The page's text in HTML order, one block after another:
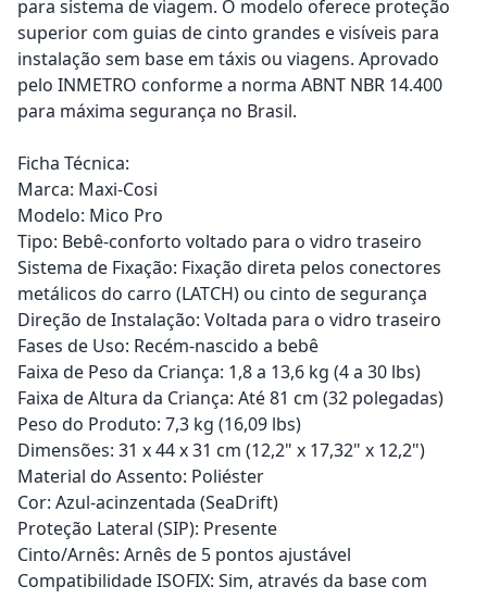
para sistema de viagem. O modelo oferece proteção
superior com guias de cinto grandes e visíveis para
instalação sem base em táxis ou viagens. Aprovado
pelo INMETRO conforme a norma ABNT NBR 14.400
para máxima segurança no Brasil.
Ficha Técnica:
Marca: Maxi-Cosi
Modelo: Mico Pro
Tipo: Bebê-conforto voltado para o vidro traseiro
Sistema de Fixação: Fixação direta pelos conectores
metálicos do carro (LATCH) ou cinto de segurança
Direção de Instalação: Voltada para o vidro traseiro
Fases de Uso: Recém-nascido a bebê
Faixa de Peso da Criança: 1,8 a 13,6 kg (4 a 30 lbs)
Faixa de Altura da Criança: Até 81 cm (32 polegadas)
Peso do Produto: 7,3 kg (16,09 lbs)
Dimensões: 31 x 44 x 31 cm (12,2" x 17,32" x 12,2")
Material do Assento: Poliéster
Cor: Azul-acinzentada (SeaDrift)
Proteção Lateral (SIP): Presente
Cinto/Arnês: Arnês de 5 pontos ajustável
Compatibilidade ISOFIX: Sim, através da base com